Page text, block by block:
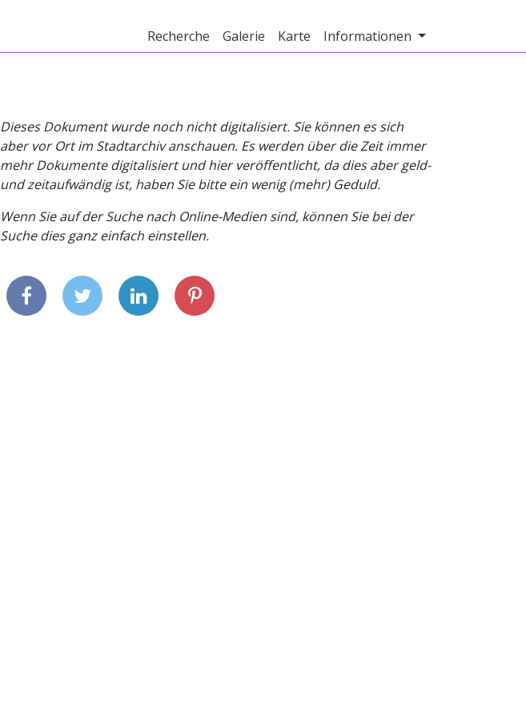
Recherche Galerie Karte Informationen
Dieses Dokument wurde noch nicht digitalisiert. Sie können es sich
aber vor Ort im Stadtarchiv anschauen. Es werden über die Zeit immer
mehr Dokumente digitalisiert und hier veröffentlicht, da dies aber geld-
und zeitaufwändig ist, haben Sie bitte ein wenig (mehr) Geduld.
Wenn Sie auf der Suche nach Online-Medien sind, können Sie bei der
Suche dies ganz einfach einstellen.